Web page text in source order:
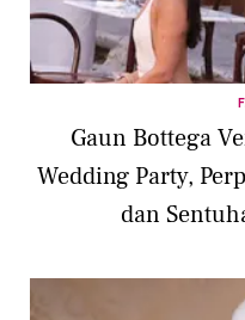
Gaun Bottega
Wedding Party,
dan